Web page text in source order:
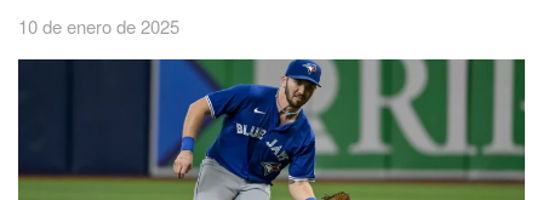
10 de enero de 2025